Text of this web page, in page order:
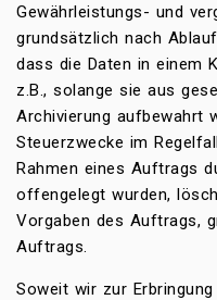
Gewährleistungs- und
grundsätzlich nach
dass die Daten in einem
z.B., solange sie aus
Archivierung aufbewahrt
Steuerzwecke im
Rahmen eines Auftrags
offengelegt wurden,
Vorgaben des Auftrags,
Auftrags.
Soweit wir zur